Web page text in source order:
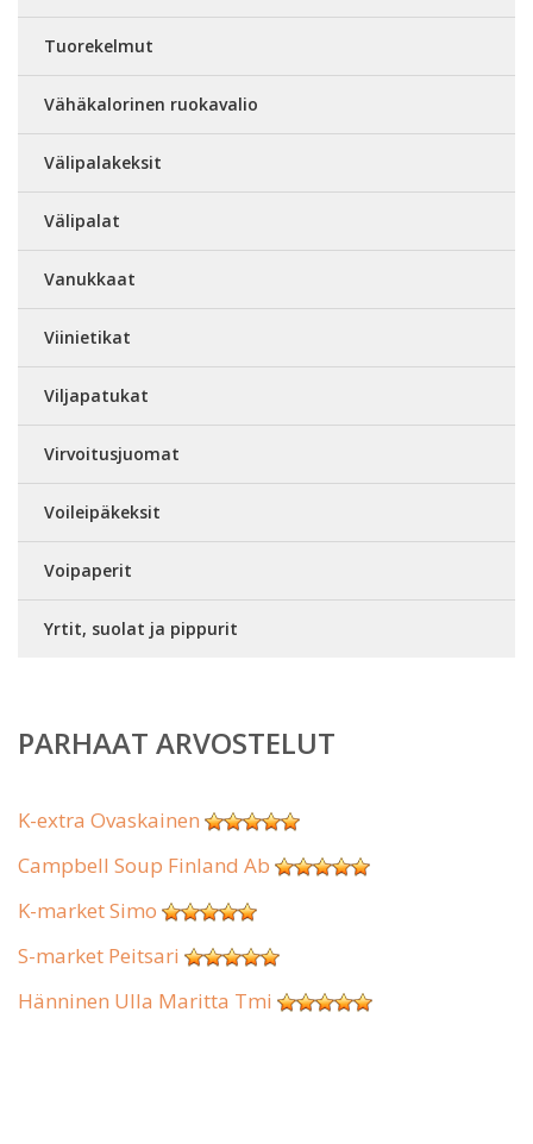
Tuorekelmut
Vähäkalorinen ruokavalio
Välipalakeksit
Välipalat
Vanukkaat
Viinietikat
Viljapatukat
Virvoitusjuomat
Voileipäkeksit
Voipaperit
Yrtit, suolat ja pippurit
PARHAAT ARVOSTELUT
K-extra Ovaskainen
Campbell Soup Finland Ab
K-market Simo
S-market Peitsari
Hänninen Ulla Maritta Tmi